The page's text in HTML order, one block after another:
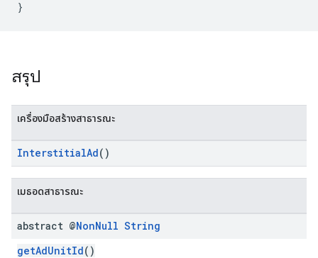
}
สรุป
เครื่องมือสร้างสาธารณะ
InterstitialAd()
เมธอดสาธารณะ
abstract @NonNull String
getAdUnitId()